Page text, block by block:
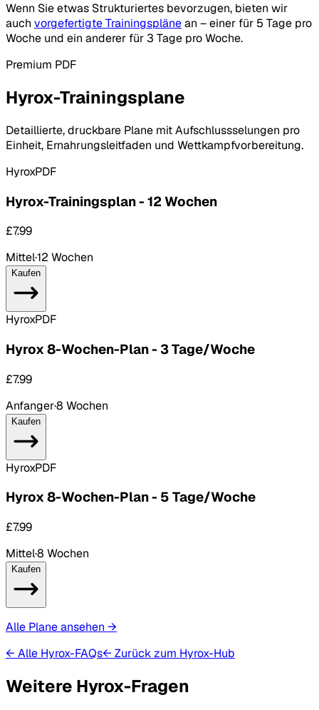
Wenn Sie etwas Strukturiertes bevorzugen, bieten wir
auch vorgefertigte Trainingsplänean – einer für 5 Tage pro
Woche und ein anderer für 3 Tage pro Woche.
Premium PDF
Hyrox-Trainingsplane
Detaillierte, druckbare Plane mit Aufschlussselungen pro
Einheit, Ernahrungsleitfaden und Wettkampfvorbereitung.
HyroxPDF
Hyrox-Trainingsplan - 12 Wochen
£7.99
Mittel·12 Wochen
Kaufen
HyroxPDF
Hyrox 8-Wochen-Plan - 3 Tage/Woche
£7.99
Anfanger·8 Wochen
Kaufen
HyroxPDF
Hyrox 8-Wochen-Plan - 5 Tage/Woche
£7.99
Mittel·8 Wochen
Kaufen
Alle Plane ansehen →
← Alle Hyrox-FAQs← Zurück zum Hyrox-Hub
Weitere Hyrox-Fragen